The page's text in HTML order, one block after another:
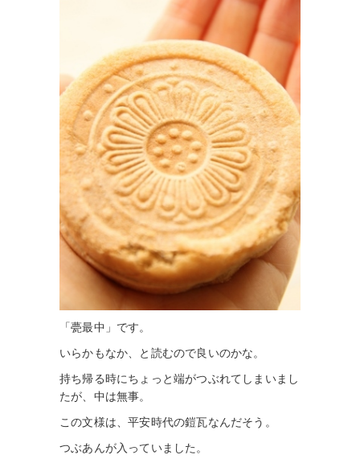
「甍最中」です。
いらかもなか、と読むので良いのかな。
持ち帰る時にちょっと端がつぶれてしまいまし
たが、中は無事。
この文様は、平安時代の鎧瓦なんだそう。
つぶあんが入っていました。